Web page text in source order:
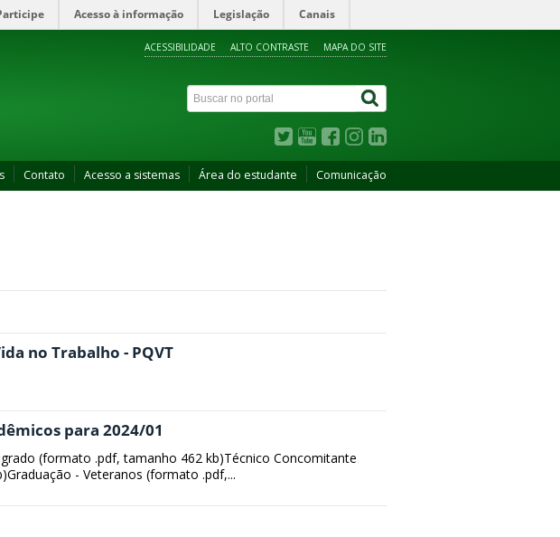
Acesso à informação Legislação Canais
ACESSIBILIDADE ALTO CONTRASTE MAPA DO SITE
Contato Acesso a sistemas Área do estudante Comunicação
no Trabalho - PQVT
para 2024/01
(formato .pdf, tamanho 462 kb)Técnico Concomitante
- Veteranos (formato .pdf,...